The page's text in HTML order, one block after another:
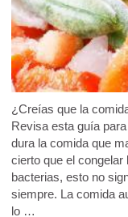
¿Creías que la
Revisa esta guía
dura la comida que
cierto que el
bacterias, esto no
siempre. La comida
lo …